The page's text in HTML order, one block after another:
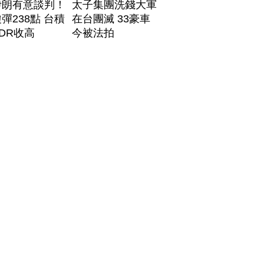
有意談判！
238點 台積
收高
太子集團洗錢大軍
在台團滅 33豪車
今被法拍